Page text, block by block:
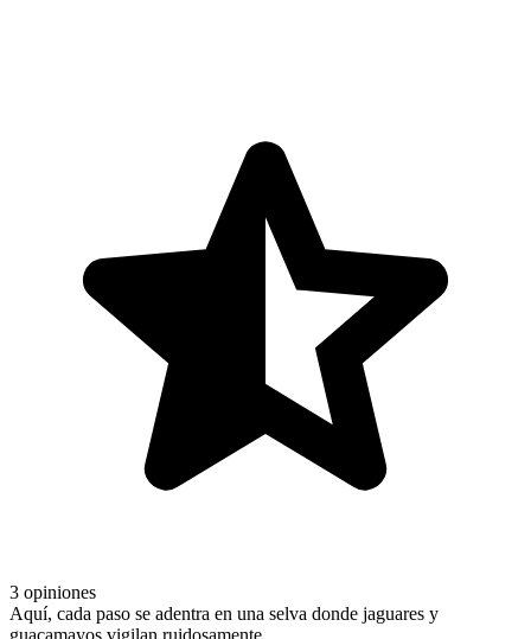
3 opiniones
Aquí, cada paso se adentra en una selva donde jaguares y